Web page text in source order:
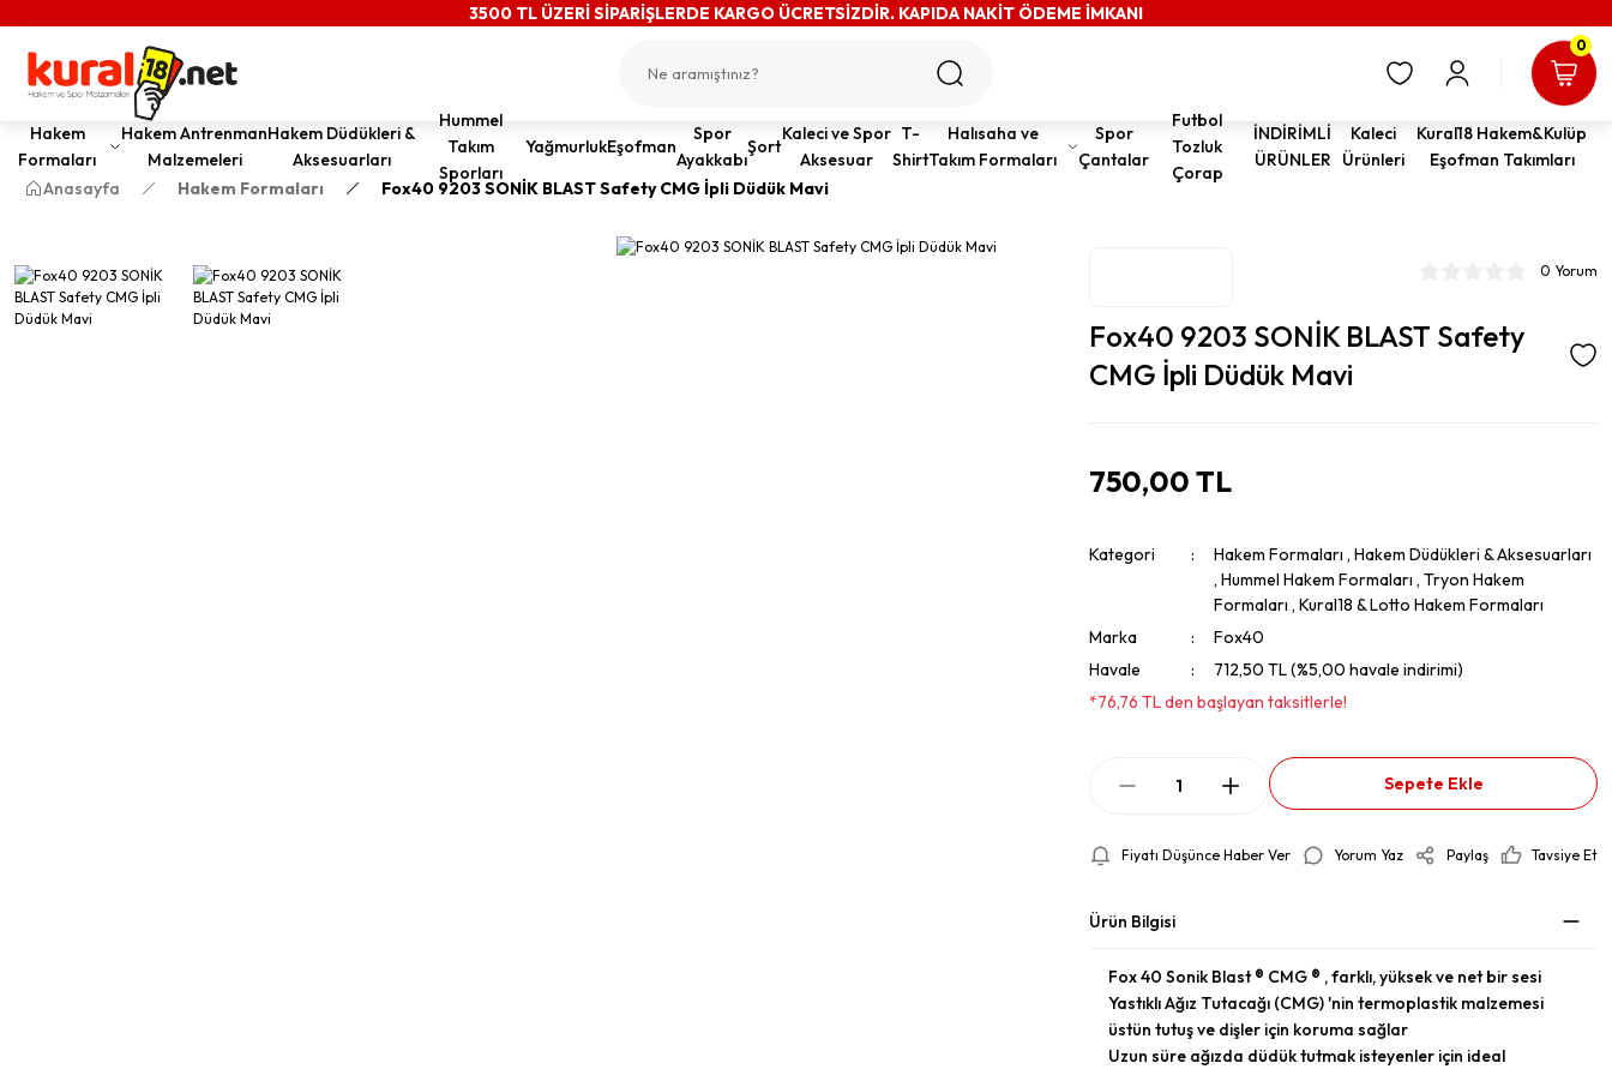
3500 TL ÜZERİ SİPARİŞLERDE KARGO ÜCRETSİZDİR. KAPIDA NAKİT ÖDEME İMKANI
0
Hakem
Formaları
Hakem Antrenman
Malzemeleri
Hakem Düdükleri &
Aksesuarları
Hummel
Takım
Sporları
YağmurlukEşofman
Spor
Ayakkabı
Şort
Kaleci ve Spor
Aksesuar
T-
Shirt
Halısaha ve
Takım Formaları
Spor
Çantalar
Futbol
Tozluk
Çorap
İNDİRİMLİ
ÜRÜNLER
Kaleci
Ürünleri
Kural18 Hakem&Kulüp
Eşofman Takımları
Anasayfa
Hakem Formaları Fox40 9203 SONİK BLAST Safety CMG İpli Düdük Mavi
0 Yorum
Fox40 9203 SONİK BLAST Safety
CMG İpli Düdük Mavi
750,00 TL
Kategori Hakem Formaları , Hakem Düdükleri & Aksesuarları
, Hummel Hakem Formaları , Tryon Hakem
Formaları , Kural18 & Lotto Hakem Formaları
Marka
Fox40
Havale
712,50 TL (%5,00 havale indirimi)
*76,76 TL den başlayan taksitlerle!
Sepete Ekle
Fiyatı Düşünce Haber Ver Yorum Yaz Paylaş Tavsiye Et
Ürün Bilgisi
Fox 40 Sonik Blast ® CMG ® , farklı, yüksek ve net bir sesi
Yastıklı Ağız Tutacağı (CMG) 'nin termoplastik malzemesi
üstün tutuş ve dişler için koruma sağlar
Uzun süre ağızda düdük tutmak isteyenler için ideal